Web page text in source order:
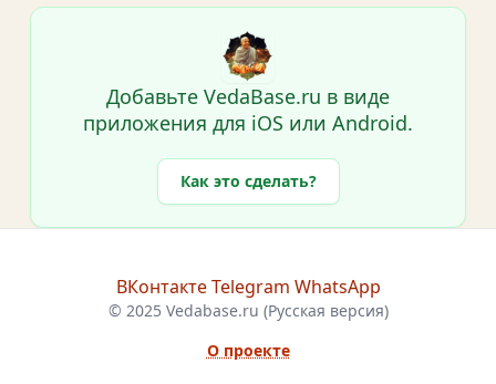
Добавьте VedaBase.ru в виде
приложения для iOS или Android.
Как это сделать?
ВКонтакте Telegram WhatsApp
© 2025 Vedabase.ru (Русская версия)
О проекте